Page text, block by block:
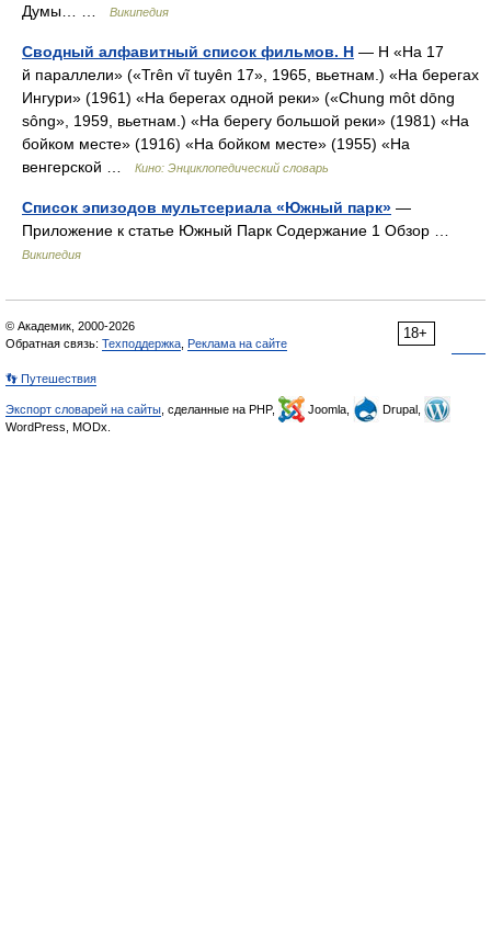
Думы… …
Википедия
Сводный алфавитный список фильмов. Н — Н «На 17
й параллели» («Trên vĩ tuyên 17», 1965, вьетнам.) «На берегах
Ингури» (1961) «На берегах одной реки» («Chung môt dōng
sông», 1959, вьетнам.) «На берегу большой реки» (1981) «На
бойком месте» (1916) «На бойком месте» (1955) «На
венгерской …
Кино: Энциклопедический словарь
Список эпизодов мультсериала «Южный парк» —
Приложение к статье Южный Парк Содержание 1 Обзор …
Википедия
18+
© Академик, 2000-2026
Обратная связь: Техподдержка Реклама на сайте
👣 Путешествия
Экспорт словарей на сайты , сделанные на PHP, Joomla,
Drupal,
WordPress, MODx.